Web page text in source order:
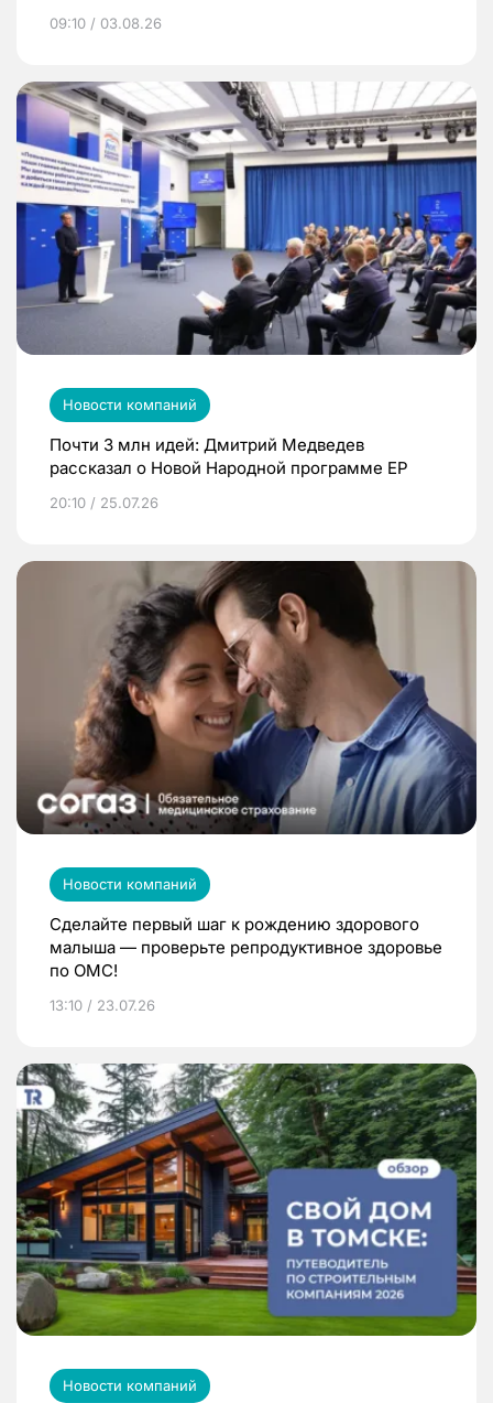
09:10 / 03.08.26
Новости компаний
Почти 3 млн идей: Дмитрий Медведев
рассказал о Новой Народной программе ЕР
20:10 / 25.07.26
Новости компаний
Сделайте первый шаг к рождению здорового
малыша — проверьте репродуктивное здоровье
по ОМС!
13:10 / 23.07.26
Новости компаний